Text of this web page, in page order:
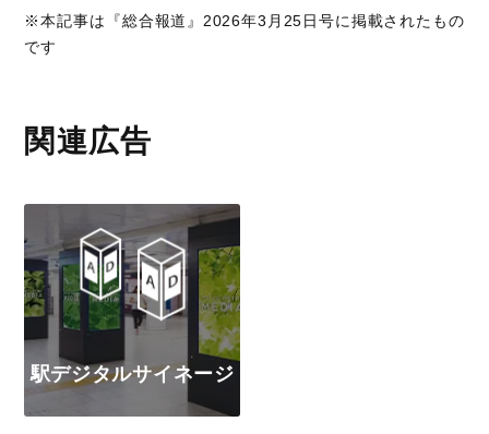
※本記事は『総合報道』2026年3月25日号に掲載されたもの
です
関連広告
駅デジタルサイネージ